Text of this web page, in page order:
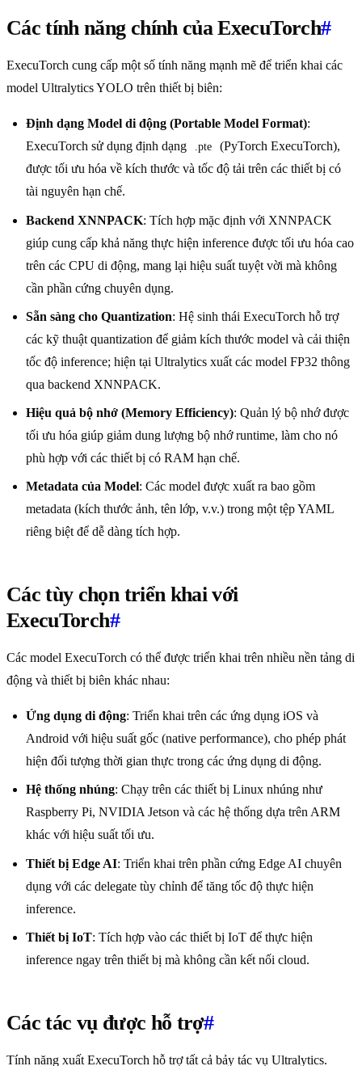
Các tính năng chính của ExecuTorch#
ExecuTorch cung cấp một số tính năng mạnh mẽ để triển khai các
model Ultralytics YOLO trên thiết bị biên:
Định dạng Model di động (Portable Model Format):
ExecuTorch sử dụng định dạng
.pte
(PyTorch ExecuTorch),
được tối ưu hóa về kích thước và tốc độ tải trên các thiết bị có
tài nguyên hạn chế.
Backend XNNPACK: Tích hợp mặc định với XNNPACK
giúp cung cấp khả năng thực hiện inference được tối ưu hóa cao
trên các CPU di động, mang lại hiệu suất tuyệt vời mà không
cần phần cứng chuyên dụng.
Sẵn sàng cho Quantization: Hệ sinh thái ExecuTorch hỗ trợ
các kỹ thuật quantization để giảm kích thước model và cải thiện
tốc độ inference; hiện tại Ultralytics xuất các model FP32 thông
qua backend XNNPACK.
Hiệu quả bộ nhớ (Memory Efficiency): Quản lý bộ nhớ được
tối ưu hóa giúp giảm dung lượng bộ nhớ runtime, làm cho nó
phù hợp với các thiết bị có RAM hạn chế.
Metadata của Model: Các model được xuất ra bao gồm
metadata (kích thước ảnh, tên lớp, v.v.) trong một tệp YAML
riêng biệt để dễ dàng tích hợp.
Các tùy chọn triển khai với
ExecuTorch#
Các model ExecuTorch có thể được triển khai trên nhiều nền tảng di
động và thiết bị biên khác nhau:
Ứng dụng di động: Triển khai trên các ứng dụng iOS và
Android với hiệu suất gốc (native performance), cho phép phát
hiện đối tượng thời gian thực trong các ứng dụng di động.
Hệ thống nhúng: Chạy trên các thiết bị Linux nhúng như
Raspberry Pi, NVIDIA Jetson và các hệ thống dựa trên ARM
khác với hiệu suất tối ưu.
Thiết bị Edge AI: Triển khai trên phần cứng Edge AI chuyên
dụng với các delegate tùy chỉnh để tăng tốc độ thực hiện
inference.
Thiết bị IoT: Tích hợp vào các thiết bị IoT để thực hiện
inference ngay trên thiết bị mà không cần kết nối cloud.
Các tác vụ được hỗ trợ#
Tính năng xuất ExecuTorch hỗ trợ tất cả bảy tác vụ Ultralytics.